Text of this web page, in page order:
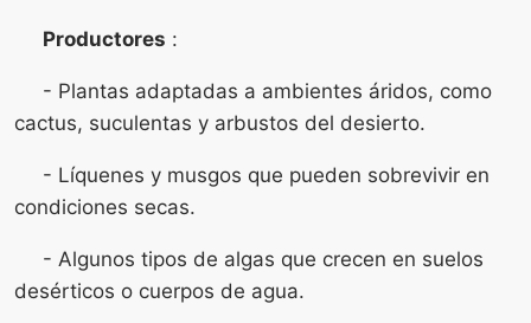
Productores :
- Plantas adaptadas a ambientes áridos, como
cactus, suculentas y arbustos del desierto.
- Líquenes y musgos que pueden sobrevivir en
condiciones secas.
- Algunos tipos de algas que crecen en suelos
desérticos o cuerpos de agua.